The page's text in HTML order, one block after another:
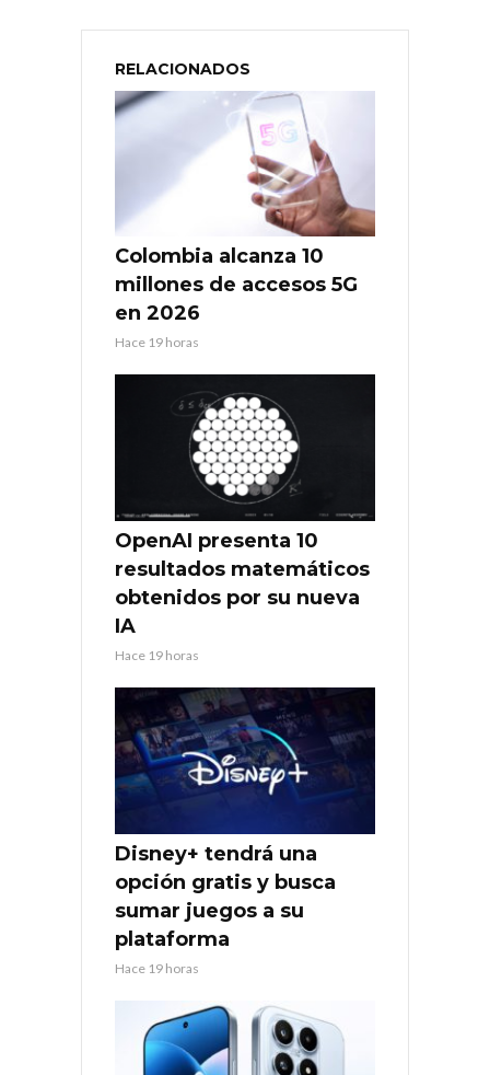
RELACIONADOS
Colombia alcanza 10
millones de accesos 5G
en 2026
Hace 19 horas
OpenAI presenta 10
resultados matemáticos
obtenidos por su nueva
IA
Hace 19 horas
Disney+ tendrá una
opción gratis y busca
sumar juegos a su
plataforma
Hace 19 horas